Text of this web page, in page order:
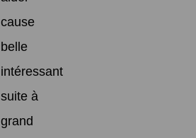
cause
belle
intéressant
suite à
grand